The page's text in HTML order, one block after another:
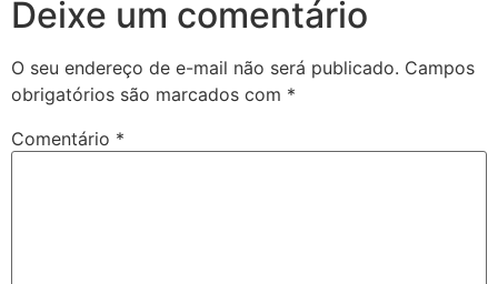
Deixe um comentário
O seu endereço de e-mail não será publicado. Campos
obrigatórios são marcados com *
Comentário *